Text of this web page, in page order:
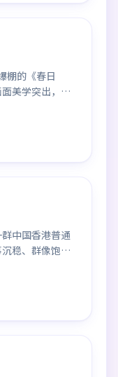
棚的《春日
美学突出，节
代表作。
中国香港普通
稳、群像饱
，回味悠长。